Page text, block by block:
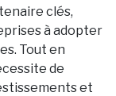
clés,
à adopter
Tout en
de
et